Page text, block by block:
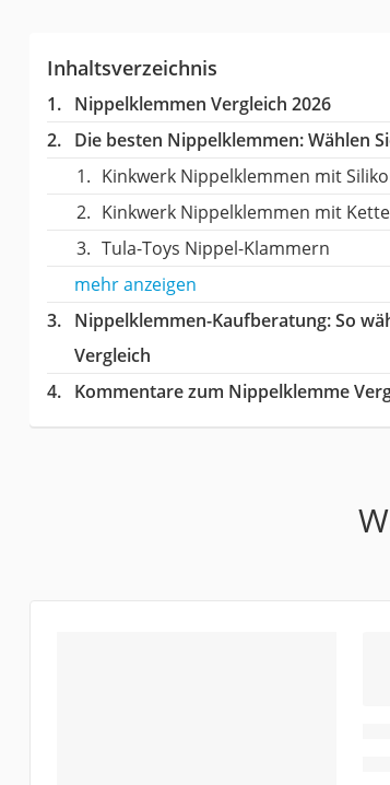
Inhaltsverzeichnis
Nippelklemmen Vergleich 2026
Die besten Nippelklemmen:Wählen
Kinkwerk Nippelklemmen mit
Kinkwerk Nippelklemmen mit Kette
Tula-Toys Nippel-Klammern
mehr anzeigen
Nippelklemmen-Kaufberatung: So
Vergleich
Kommentare zum Nippelklemme